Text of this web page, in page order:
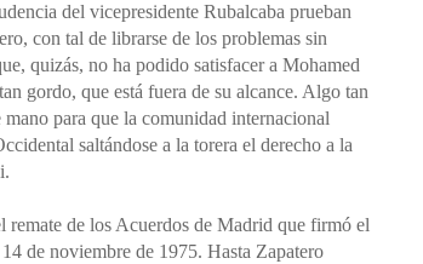
del vicepresidente Rubalcaba prueban
con tal de librarse de los problemas sin
quizás, no ha podido satisfacer a Mohamed
gordo, que está fuera de su alcance. Algo tan
para que la comunidad internacional
saltándose a la torera el derecho a la
remate de los Acuerdos de Madrid que firmó el
de noviembre de 1975. Hasta Zapatero